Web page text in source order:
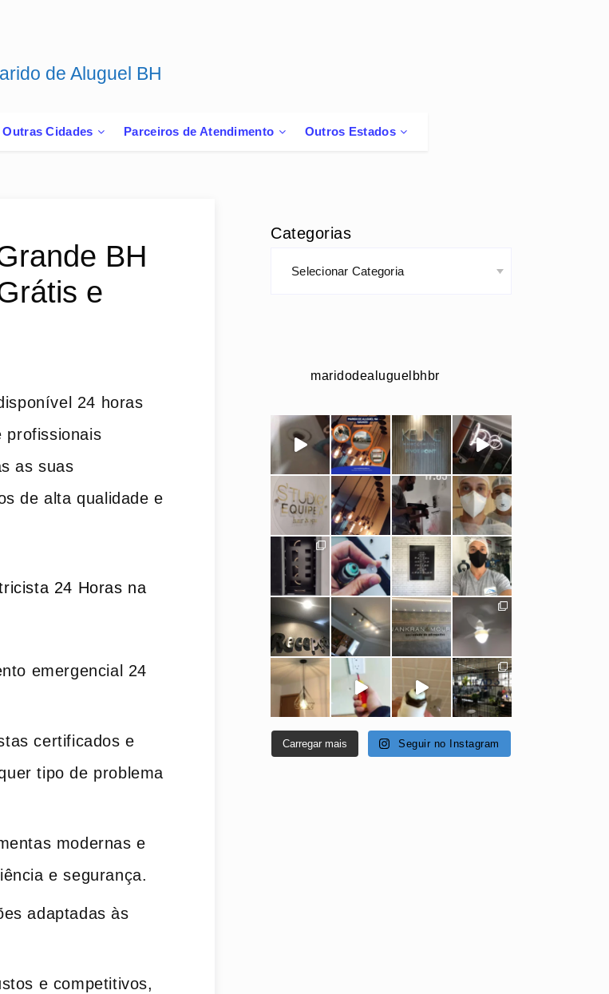
Marido de Aluguel BH
Outras Cidades Parceiros de Atendimento Outros Estados
BH
e
24 horas
profissionais
as suas
de alta qualidade e
24 Horas na
emergencial 24
certificados e
tipo de problema
modernas e
e segurança.
adaptadas às
e competitivos,
Categorias
maridodealuguelbhbr
Carregar mais Seguir no Instagram